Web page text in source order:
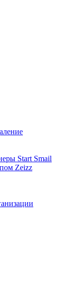
Start Smail
Zeizz